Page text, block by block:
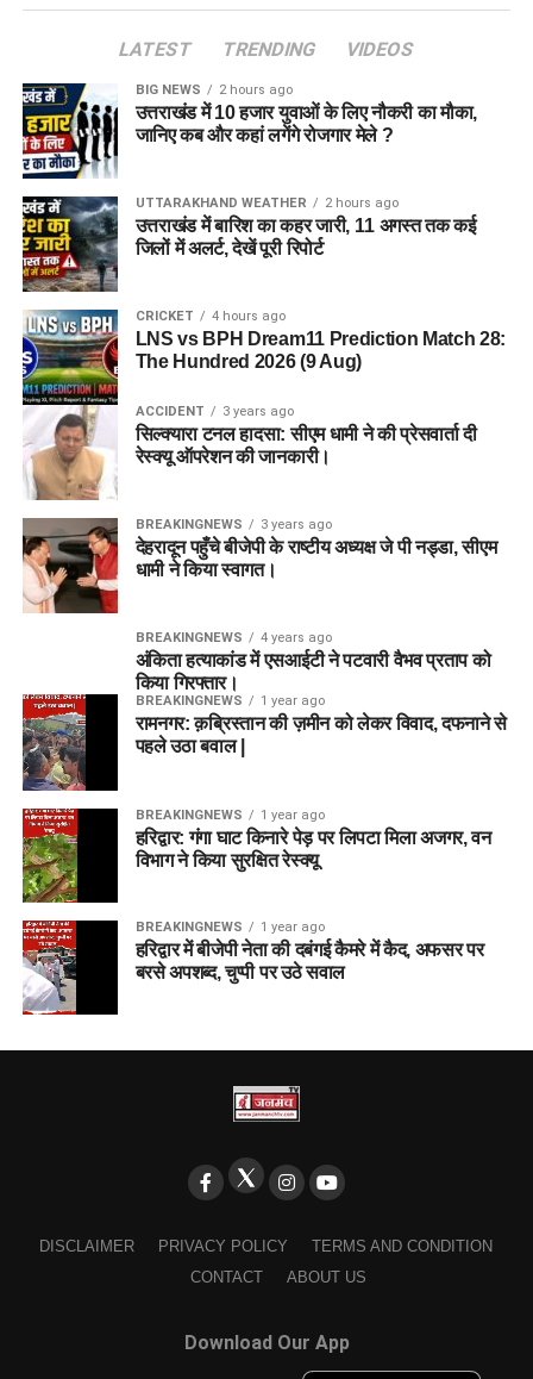
LATEST TRENDING VIDEOS
BIG NEWS 2 hours ago
उत्तराखंड में 10 हजार युवाओं के लिए नौकरी का मौका,
जानिए कब और कहां लगेंगे रोजगार मेले ?
UTTARAKHAND WEATHER 2 hours ago
उत्तराखंड में बारिश का कहर जारी, 11 अगस्त तक कई
जिलों में अलर्ट, देखें पूरी रिपोर्ट
CRICKET 4 hours ago
LNS vs BPH Dream11 Prediction Match 28:
The Hundred 2026 (9 Aug)
ACCIDENT 3 years ago
सिल्क्यारा टनल हादसा: सीएम धामी ने की प्रेसवार्ता दी
रेस्क्यू ऑपरेशन की जानकारी।
BREAKINGNEWS 3 years ago
देहरादून पहुँचे बीजेपी के राष्टीय अध्यक्ष जे पी नड्डा, सीएम
धामी ने किया स्वागत।
BREAKINGNEWS 4 years ago
अंकिता हत्याकांड में एसआईटी ने पटवारी वैभव प्रताप को
किया गिरफ्तार।
BREAKINGNEWS 1 year ago
रामनगर: क़ब्रिस्तान की ज़मीन को लेकर विवाद, दफनाने से
पहले उठा बवाल |
BREAKINGNEWS 1 year ago
हरिद्वार: गंगा घाट किनारे पेड़ पर लिपटा मिला अजगर, वन
विभाग ने किया सुरक्षित रेस्क्यू
BREAKINGNEWS 1 year ago
हरिद्वार में बीजेपी नेता की दबंगई कैमरे में कैद, अफसर पर
बरसे अपशब्द, चुप्पी पर उठे सवाल
DISCLAIMER PRIVACY POLICY
TERMS AND CONDITION
CONTACT
ABOUT US
Download Our App